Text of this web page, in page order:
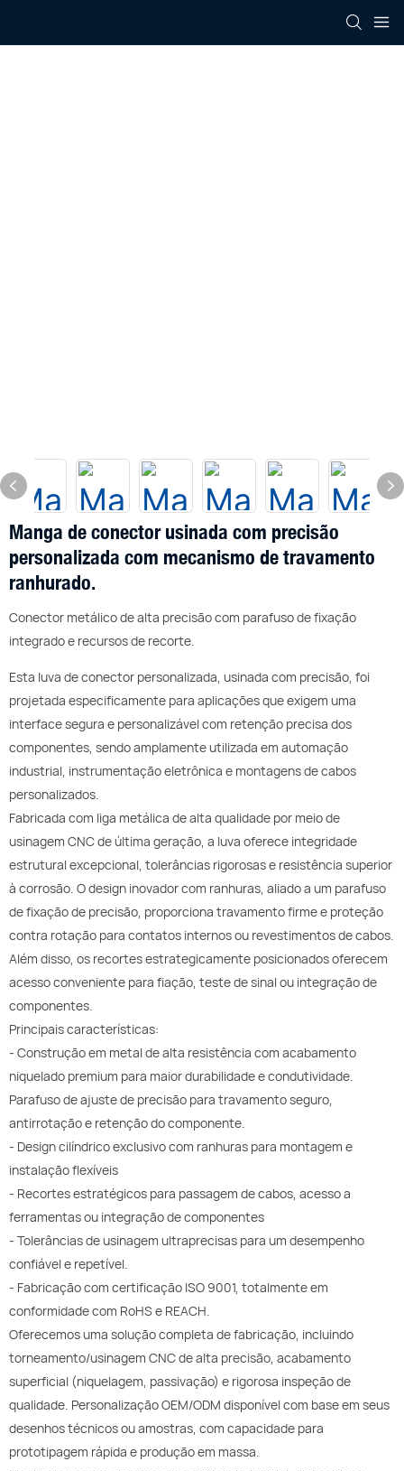
Manga de conector usinada com precisão
personalizada com mecanismo de travamento
ranhurado.
Conector metálico de alta precisão com parafuso de fixação
integrado e recursos de recorte.
Esta luva de conector personalizada, usinada com precisão, foi
projetada especificamente para aplicações que exigem uma
interface segura e personalizável com retenção precisa dos
componentes, sendo amplamente utilizada em automação
industrial, instrumentação eletrônica e montagens de cabos
personalizados.
Fabricada com liga metálica de alta qualidade por meio de
usinagem CNC de última geração, a luva oferece integridade
estrutural excepcional, tolerâncias rigorosas e resistência superior
à corrosão. O design inovador com ranhuras, aliado a um parafuso
de fixação de precisão, proporciona travamento firme e proteção
contra rotação para contatos internos ou revestimentos de cabos.
Além disso, os recortes estrategicamente posicionados oferecem
acesso conveniente para fiação, teste de sinal ou integração de
componentes.
Principais características:
- Construção em metal de alta resistência com acabamento
niquelado premium para maior durabilidade e condutividade.
Parafuso de ajuste de precisão para travamento seguro,
antirrotação e retenção do componente.
- Design cilíndrico exclusivo com ranhuras para montagem e
instalação flexíveis
- Recortes estratégicos para passagem de cabos, acesso a
ferramentas ou integração de componentes
- Tolerâncias de usinagem ultraprecisas para um desempenho
confiável e repetível.
- Fabricação com certificação ISO 9001, totalmente em
conformidade com RoHS e REACH.
Oferecemos uma solução completa de fabricação, incluindo
torneamento/usinagem CNC de alta precisão, acabamento
superficial (niquelagem, passivação) e rigorosa inspeção de
qualidade. Personalização OEM/ODM disponível com base em seus
desenhos técnicos ou amostras, com capacidade para
prototipagem rápida e produção em massa.